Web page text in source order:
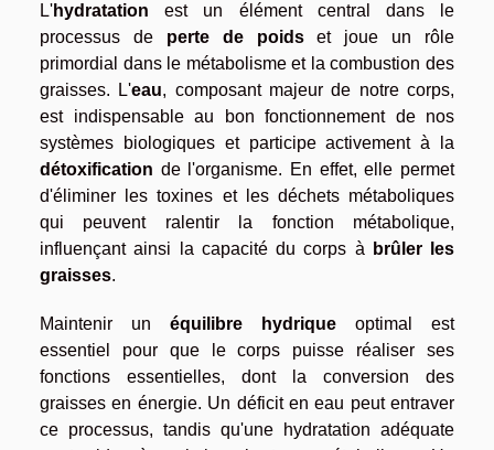
L'hydratation est un élément central dans le
processus de perte de poidset joue un rôle
primordial dans le métabolisme et la combustion des
graisses. L'eau, composant majeur de notre corps,
est indispensable au bon fonctionnement de nos
systèmes biologiques et participe activement à la
détoxification de l'organisme. En effet, elle permet
d'éliminer les toxines et les déchets métaboliques
qui peuvent ralentir la fonction métabolique,
influençant ainsi la capacité du corps à
brûler les
graisses.
Maintenir un équilibre hydrique optimal est
essentiel pour que le corps puisse réaliser ses
fonctions essentielles, dont la conversion des
graisses en énergie. Un déficit en eau peut entraver
ce processus, tandis qu'une hydratation adéquate